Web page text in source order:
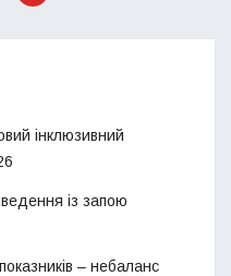
інклюзивний
із запою
– небаланс